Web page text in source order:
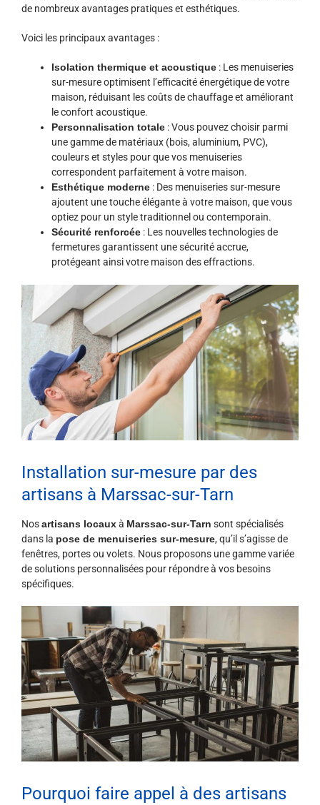
de nombreux avantages pratiques et esthétiques.
Voici les principaux avantages :
Isolation thermique et acoustique : Les menuiseries
sur-mesure optimisent l’efficacité énergétique de votre
maison, réduisant les coûts de chauffage et améliorant
le confort acoustique.
Personnalisation totale : Vous pouvez choisir parmi
une gamme de matériaux (bois, aluminium, PVC),
couleurs et styles pour que vos menuiseries
correspondent parfaitement à votre maison.
Esthétique moderne : Des menuiseries sur-mesure
ajoutent une touche élégante à votre maison, que vous
optiez pour un style traditionnel ou contemporain.
Sécurité renforcée : Les nouvelles technologies de
fermetures garantissent une sécurité accrue,
protégeant ainsi votre maison des effractions.
Installation sur-mesure par des
artisans à Marssac-sur-Tarn
Nosartisans locauxà Marssac-sur-Tarn sont spécialisés
dans la pose de menuiseries sur-mesure, qu’il s’agisse de
fenêtres, portes ou volets. Nous proposons une gamme variée
de solutions personnalisées pour répondre à vos besoins
spécifiques.
Pourquoi faire appel à des artisans